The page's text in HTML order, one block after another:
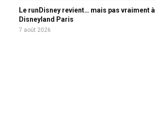
Le runDisney revient… mais pas vraiment à
Disneyland Paris
7 août 2026